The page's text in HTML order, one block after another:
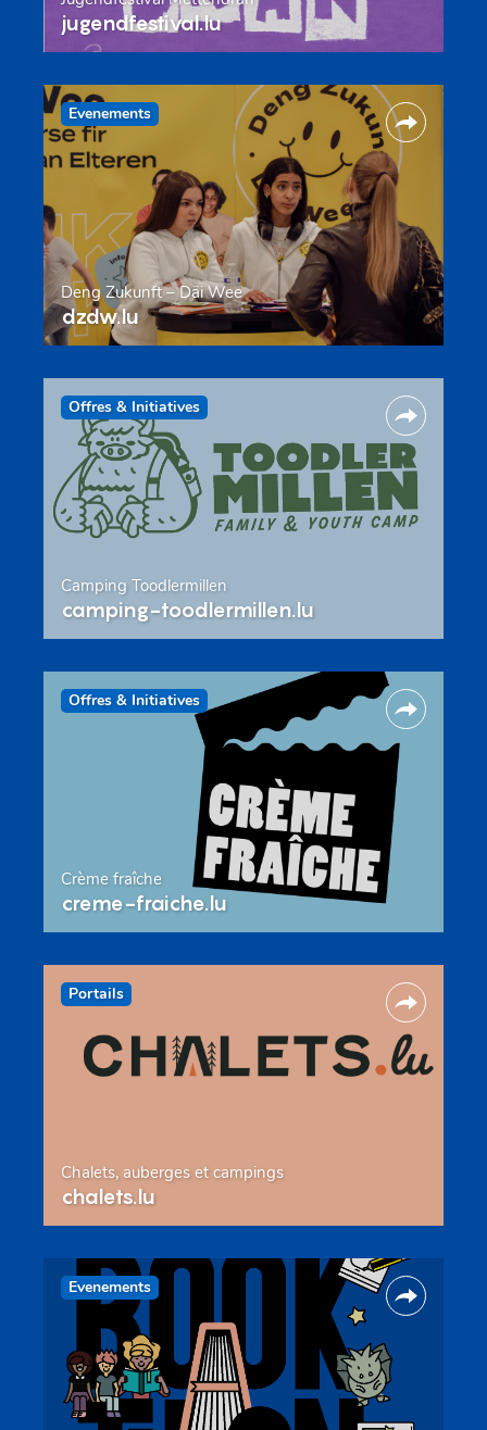
jugendfestival.lu
Evenements
Deng Zukunft – Däi Wee
dzdw.lu
Offres & Initiatives
Camping Toodlermillen
camping-toodlermillen.lu
Offres & Initiatives
Crème fraîche
creme-fraiche.lu
Portails
Chalets, auberges et campings
chalets.lu
Evenements